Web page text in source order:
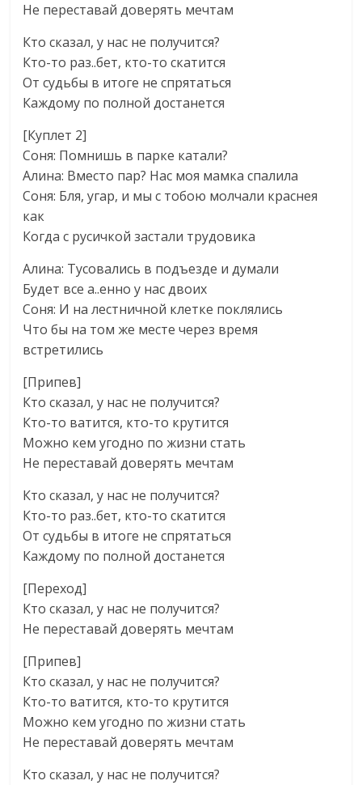
Не переставай доверять мечтам
Кто сказал, у нас не получится?
Кто-то раз..бет, кто-то скатится
От судьбы в итоге не спрятаться
Каждому по полной достанется
[Куплет 2]
Соня: Помнишь в парке катали?
Алина: Вместо пар? Нас моя мамка спалила
Соня: Бля, угар, и мы с тобою молчали краснея
как
Когда с русичкой застали трудовика
Алина: Тусовались в подъезде и думали
Будет все а..енно у нас двоих
Соня: И на лестничной клетке поклялись
Что бы на том же месте через время
встретились
[Припев]
Кто сказал, у нас не получится?
Кто-то ватится, кто-то крутится
Можно кем угодно по жизни стать
Не переставай доверять мечтам
Кто сказал, у нас не получится?
Кто-то раз..бет, кто-то скатится
От судьбы в итоге не спрятаться
Каждому по полной достанется
[Переход]
Кто сказал, у нас не получится?
Не переставай доверять мечтам
[Припев]
Кто сказал, у нас не получится?
Кто-то ватится, кто-то крутится
Можно кем угодно по жизни стать
Не переставай доверять мечтам
Кто сказал, у нас не получится?